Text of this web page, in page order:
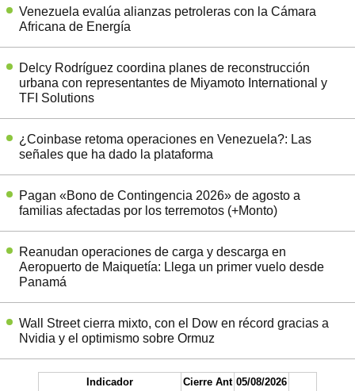
Venezuela evalúa alianzas petroleras con la Cámara
Africana de Energía
Delcy Rodríguez coordina planes de reconstrucción
urbana con representantes de Miyamoto International y
TFI Solutions
¿Coinbase retoma operaciones en Venezuela?: Las
señales que ha dado la plataforma
Pagan «Bono de Contingencia 2026» de agosto a
familias afectadas por los terremotos (+Monto)
Reanudan operaciones de carga y descarga en
Aeropuerto de Maiquetía: Llega un primer vuelo desde
Panamá
Wall Street cierra mixto, con el Dow en récord gracias a
Nvidia y el optimismo sobre Ormuz
Indicador Cierre Ant 05/08/2026